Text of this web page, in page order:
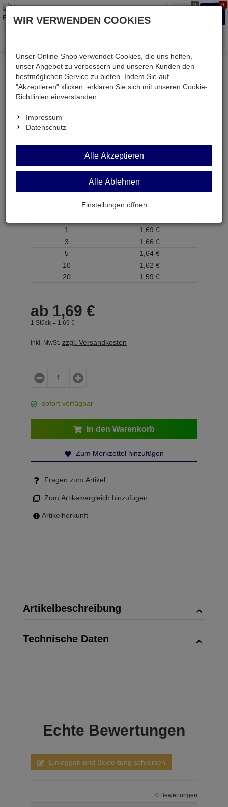
0 0
Menü
Weiter einkaufen Kessler electronic
mechanisch
NC-508J4G
NC-508J4G
XLR-Einbaubuchse 4-pol. mit Verriegelung
1
1, 69 €
3
1, 66 €
5
1, 64 €
10
1, 62 €
20
1, 59 €
ab 1,69 €
1 Stück = 1, 69 €
inkl. MwSt. zzgl. Versandkosten
sofort verfügbar
In den Warenkorb
Zum Merkzettel hinzufügen
Fragen zum Artikel
Zum Artikelvergleich hinzufügen
Artikelherkunft
Artikelbeschreibung
Technische Daten
Echte Bewertungen
Einloggen und Bewertung schreiben
0 Bewertungen
WIR VERWENDEN COOKIES
Unser Online-Shop verwendet Cookies, die uns helfen,
unser Angebot zu verbessern und unseren Kunden den
bestmöglichen Service zu bieten. Indem Sie auf
"Akzeptieren" klicken, erklären Sie sich mit unseren Cookie-
Richtlinien einverstanden.
Impressum
Datenschutz
Alle Akzeptieren
Alle Ablehnen
Einstellungen öffnen